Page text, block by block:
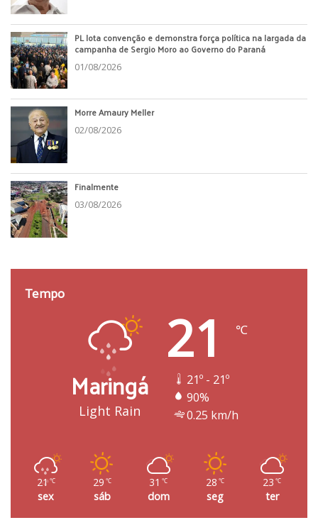
PL lota convenção e demonstra força política na largada da
campanha de Sergio Moro ao Governo do Paraná
01/08/2026
Morre Amaury Meller
02/08/2026
Finalmente
03/08/2026
Tempo
Maringá
Light Rain
21 ℃
21º - 21º
90%
0.25 km/h
21 ℃
sex
29 ℃
sáb
31 ℃
dom
28 ℃
seg
23 ℃
ter